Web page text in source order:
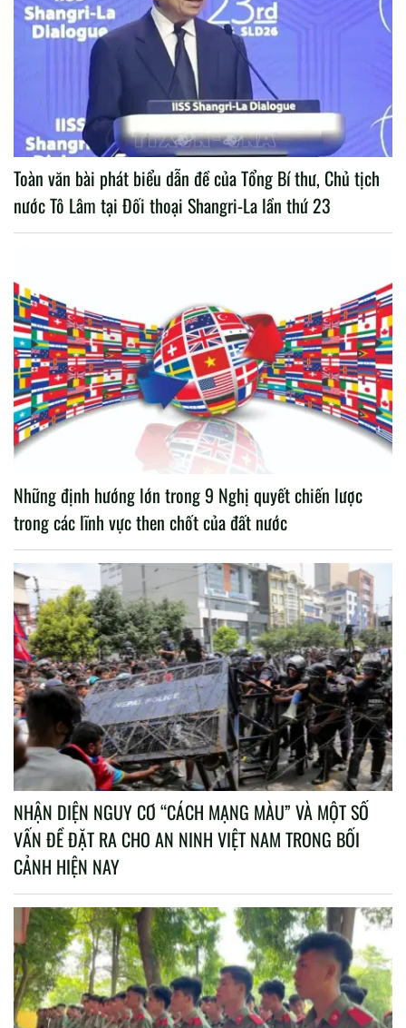
Toàn văn bài phát biểu dẫn đề của Tổng Bí thư, Chủ tịch
nước Tô Lâm tại Đối thoại Shangri-La lần thứ 23
Những định hướng lớn trong 9 Nghị quyết chiến lược
trong các lĩnh vực then chốt của đất nước
NHẬN DIỆN NGUY CƠ “CÁCH MẠNG MÀU” VÀ MỘT SỐ
VẤN ĐỀ ĐẶT RA CHO AN NINH VIỆT NAM TRONG BỐI
CẢNH HIỆN NAY